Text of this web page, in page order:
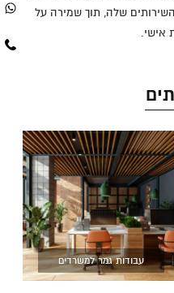
שלה, תוך שמירה על
אישי.
עבודות גמר למשרדים